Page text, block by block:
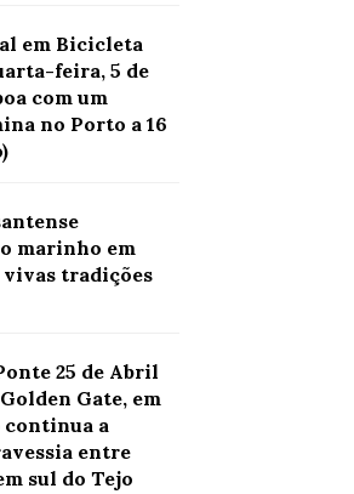
em Bicicleta
feira, 5 de
com um
no Porto a 16
marinho em
tradições
25 de Abril
Gate, em
continua a
entre
sul do Tejo